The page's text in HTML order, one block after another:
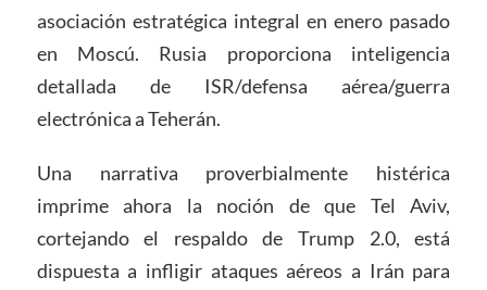
asociación estratégica integral en enero pasado
en Moscú. Rusia proporciona inteligencia
detallada de ISR/defensa aérea/guerra
electrónica a Teherán.
Una narrativa proverbialmente histérica
imprime ahora la noción de que Tel Aviv,
cortejando el respaldo de Trump 2.0, está
dispuesta a infligir ataques aéreos a Irán para